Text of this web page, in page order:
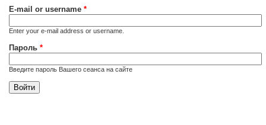
E-mail or username *
Enter your e-mail address or username.
Пароль *
Введите пароль Вашего сеанса на сайте